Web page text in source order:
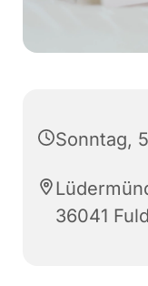
Sonntag,
36041